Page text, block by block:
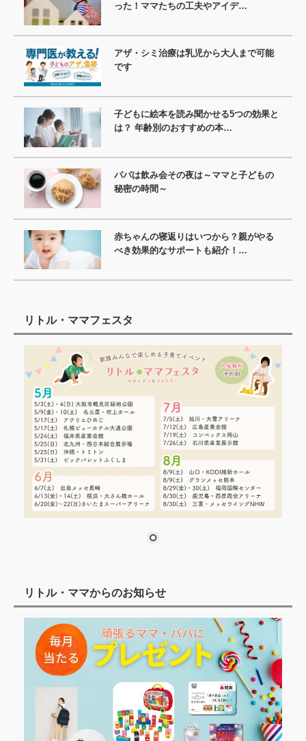
った！ママたちの工夫やアイデ…
アザ・シミ治療は乳児から大人まで可能
です
子どもに絵本を読み聞かせる5つの効果と
は？ 年齢別のおすすめの本…
パパは飲み会その夜は～ママと子どもの
秘密の時間～
赤ちゃんの寝返りはいつから？親がやる
べき効果的なサポートも紹介！…
リトル・ママフェスタ
リトル・ママからのお知らせ